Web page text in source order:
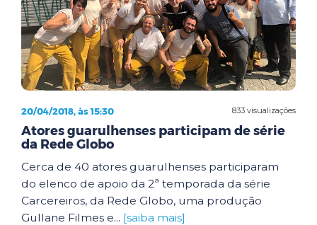
833 visualizações
20/04/2018, às 15:30
Atores guarulhenses participam de série
da Rede Globo
Cerca de 40 atores guarulhenses participaram
do elenco de apoio da 2ª temporada da série
Carcereiros, da Rede Globo, uma produção
Gullane Filmes e... [saiba mais]